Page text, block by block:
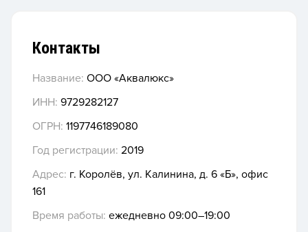
Контакты
Название: ООО «Аквалюкс»
ИНН: 9729282127
ОГРН: 1197746189080
Год регистрации: 2019
Адрес: г. Королёв, ул. Калинина, д. 6 «Б», офис
161
Время работы: ежедневно 09:00–19:00